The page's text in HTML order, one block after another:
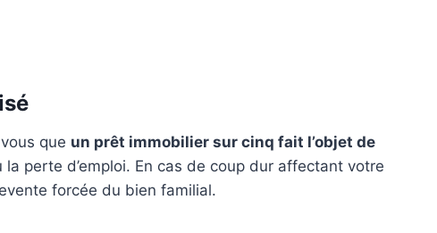
que un prêt immobilier sur cinq fait l’objet de
perte d’emploi. En cas de coup dur affectant votre
forcée du bien familial.